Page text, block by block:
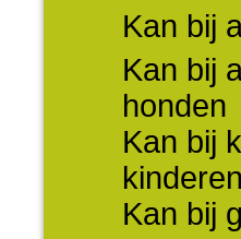
Kan bij
Kan bij
honden
Kan bij
kinderen
Kan bij